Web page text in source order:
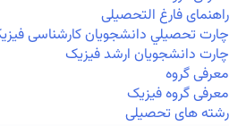
راهنمای فارغ التحصیلی
چارت تحصيلي دانشجویان کارشناسی
چارت دانشجویان ارشد فیزیک
معرفی گروه
معرفی گروه فیزیک
رشته های تحصیلی